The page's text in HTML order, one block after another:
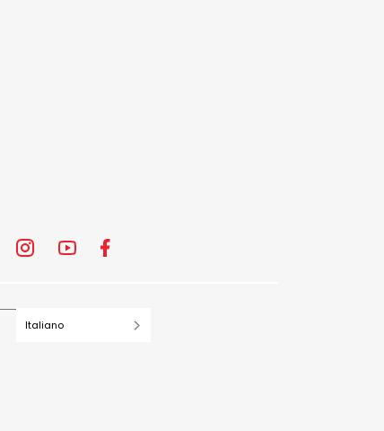
Italiano